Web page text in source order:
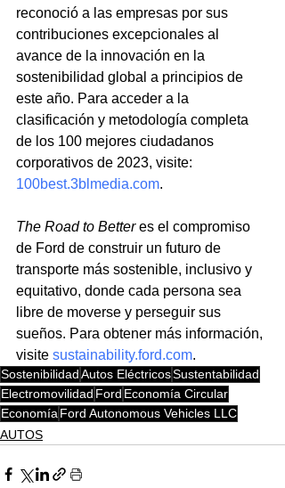
reconoció a las empresas por sus
contribuciones excepcionales al
avance de la innovación en la
sostenibilidad global a principios de
este año. Para acceder a la
clasificación y metodología completa
de los 100 mejores ciudadanos
corporativos de 2023, visite:
100best.3blmedia.com.
The Road to Better es el compromiso
de Ford de construir un futuro de
transporte más sostenible, inclusivo y
equitativo, donde cada persona sea
libre de moverse y perseguir sus
sueños. Para obtener más información,
visite sustainability.ford.com.
SostenibilidadAutos EléctricosSustentabilidad
Electromovilidad Ford Economía Circular
Economía Ford Autonomous Vehicles LLC
AUTOS